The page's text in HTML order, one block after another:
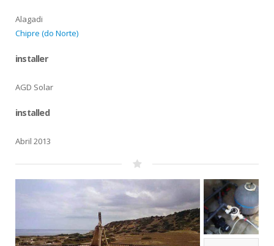
Alagadi
Chipre (do Norte)
installer
AGD Solar
installed
Abril 2013